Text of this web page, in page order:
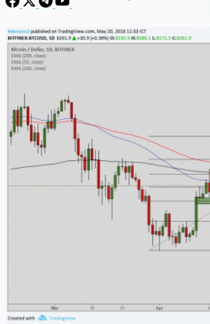
พร้อมเล่น